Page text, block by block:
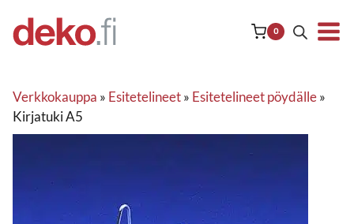
sisältöön
0
Verkkokauppa » Esitetelineet» Esitetelineet pöydälle»
Kirjatuki A5